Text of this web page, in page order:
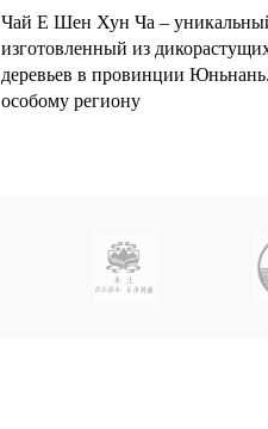
Чай Е Шен Хун Ча –
изготовленный из
деревьев в провинции
особому региону